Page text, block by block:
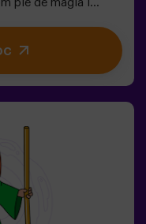
ple de màgia i
al Barreter).🔹
(compte amb la
abans que el
adult
(consulta